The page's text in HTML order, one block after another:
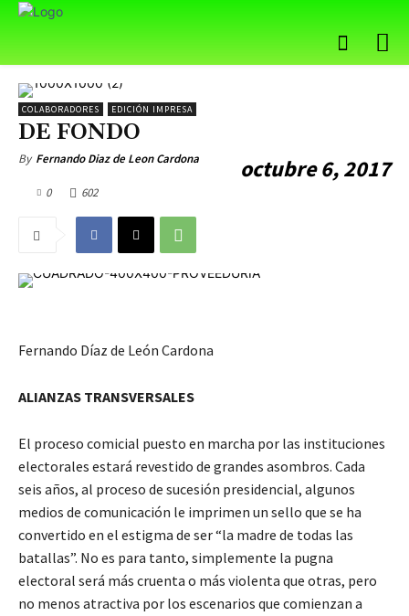
COLABORADORES EDICIÓN IMPRESA
DE FONDO
By Fernando Diaz de Leon Cardona octubre 6, 2017
0 602
Fernando Díaz de León Cardona
ALIANZAS TRANSVERSALES
El proceso comicial puesto en marcha por las instituciones
electorales estará revestido de grandes asombros. Cada
seis años, al proceso de sucesión presidencial, algunos
medios de comunicación le imprimen un sello que se ha
convertido en el estigma de ser “la madre de todas las
batallas”. No es para tanto, simplemente la pugna
electoral será más cruenta o más violenta que otras, pero
no menos atractiva por los escenarios que comienzan a